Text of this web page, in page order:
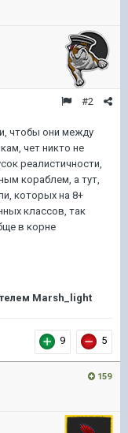
#2
чтобы они между
чет никто не
реалистичности,
кораблем, а тут,
которых на 8+
классов, так
в корне
Marsh_light
9 5
159